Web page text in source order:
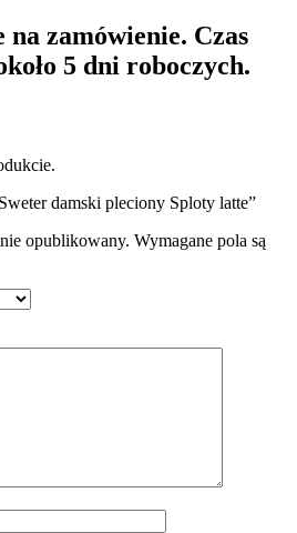
na zamówienie. Czas
5 dni roboczych.
damski pleciony Sploty latte”
opublikowany. Wymagane pola są